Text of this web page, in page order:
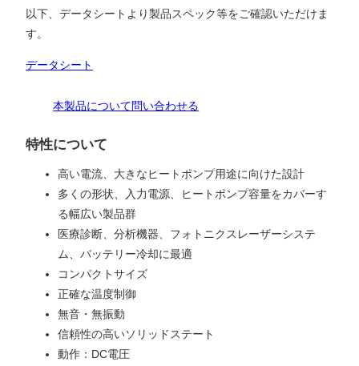
以下、データシートより製品スペック等をご確認いただけま
す。
データシート
本製品について問い合わせる
特性について
高い電流、大きなヒートポンプ用途に向けた設計
多くの形状、入力電源、ヒートポンプ容量をカバーす
る幅広い製品群
医療診断、分析機器、フォトニクスレーザーシステ
ム、バッテリー冷却に最適
コンパクトサイズ
正確な温度制御
無音・無振動
信頼性の高いソリッドステート
動作：DC電圧